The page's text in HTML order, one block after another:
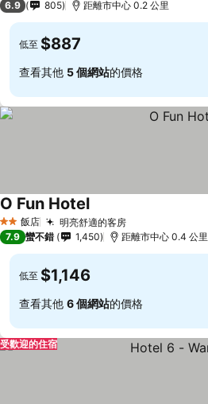
6.9 805 距離市中心 0.2 公里
低至 $887
查看其他 5 個網站的價格
2 星級飯店 明亮舒適的客房
O Fun Hotel
7.9 蠻不錯 1,450 距離市中心 0.4 公里
低至 $1,146
查看其他 6 個網站的價格
受歡迎的住宿